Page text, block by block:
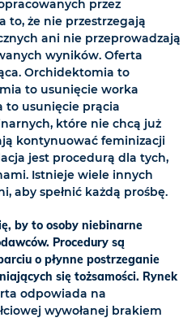
przez
to, że nie przestrzegają
ani nie przeprowadzają
wyników. Oferta
Orchidektomia to
to usunięcie worka
to usunięcie prącia
które nie chcą już
kontynuować feminizacji
jest procedurą dla tych,
Istnieje wiele innych
aby spełnić każdą prośbę.
by to osoby niebinarne
Procedury są
o płynne postrzeganie
się tożsamości. Rynek
odpowiada na
wywołanej brakiem